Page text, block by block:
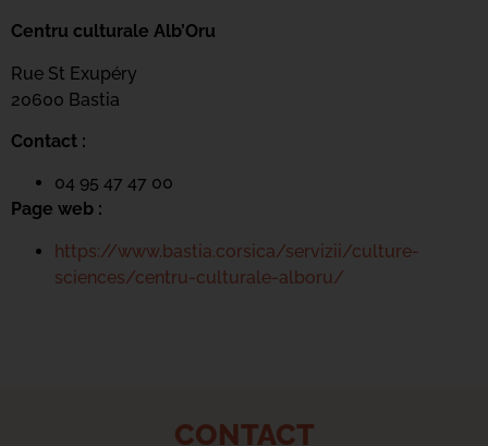
Centru culturale Alb’Oru
Rue St Exupéry
20600 Bastia
Contact :
04 95 47 47 00
Page web :
https://www.bastia.corsica/servizii/culture-
sciences/centru-culturale-alboru/
CONTACT